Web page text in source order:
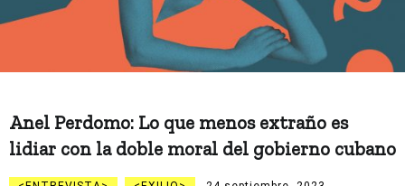
Anel Perdomo: Lo que menos extraño es
lidiar con la doble moral del gobierno cubano